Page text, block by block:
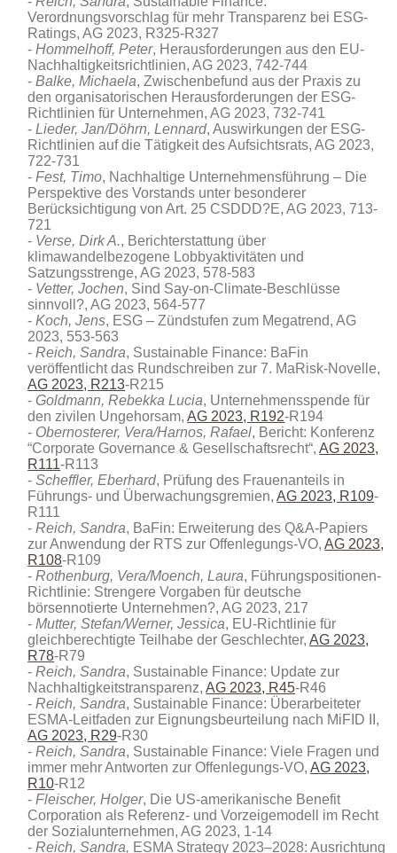
Verordnungsvorschlag für mehr Transparenz bei ESG-
Ratings, AG 2023, R325-R327
Hommelhoff, Peter, Herausforderungen aus den EU-
Nachhaltigkeitsrichtlinien, AG 2023, 742-744
Balke, Michaela, Zwischenbefund aus der Praxis zu
den organisatorischen Herausforderungen der ESG-
Richtlinien für Unternehmen, AG 2023, 732-741
Lieder, Jan/Döhrn, Lennard, Auswirkungen der ESG-
Richtlinien auf die Tätigkeit des Aufsichtsrats, AG 2023,
722-731
Fest, Timo, Nachhaltige Unternehmensführung – Die
Perspektive des Vorstands unter besonderer
Berücksichtigung von Art. 25 CSDDD?E, AG 2023, 713-
721
Verse, Dirk A., Berichterstattung über
klimawandelbezogene Lobbyaktivitäten und
Satzungsstrenge, AG 2023, 578-583
Vetter, Jochen, Sind Say-on-Climate-Beschlüsse
sinnvoll?, AG 2023, 564-577
Koch, Jens, ESG – Zündstufen zum Megatrend, AG
2023, 553-563
Reich, Sandra, Sustainable Finance: BaFin
veröffentlicht das Rundschreiben zur 7. MaRisk-Novelle,
AG 2023, R213-R215
Goldmann, Rebekka Lucia, Unternehmensspende für
den zivilen Ungehorsam,AG 2023, R192-R194
Obernosterer, Vera/Harnos, Rafael, Bericht: Konferenz
“Corporate Governance & Gesellschaftsrecht“,AG 2023,
R111-R113
Scheffler, Eberhard, Prüfung des Frauenanteils in
Führungs- und Überwachungsgremien,AG 2023, R109-
R111
Reich, Sandra, BaFin: Erweiterung des Q&A-Papiers
zur Anwendung der RTS zur Offenlegungs-VO,AG 2023,
R108-R109
Rothenburg, Vera/Moench, Laura, Führungspositionen-
Richtlinie: Strengere Vorgaben für deutsche
börsennotierte Unternehmen?, AG 2023, 217
Mutter, Stefan/Werner, Jessica, EU-Richtlinie für
gleichberechtigte Teilhabe der Geschlechter,AG 2023,
R78-R79
Reich, Sandra, Sustainable Finance: Update zur
Nachhaltigkeitstransparenz,AG 2023, R45-R46
Reich, Sandra, Sustainable Finance: Überarbeiteter
ESMA-Leitfaden zur Eignungsbeurteilung nach MiFID II,
AG 2023, R29-R30
Reich, Sandra, Sustainable Finance: Viele Fragen und
immer mehr Antworten zur Offenlegungs-VO,AG 2023,
R10-R12
Fleischer, Holger, Die US-amerikanische Benefit
Corporation als Referenz- und Vorzeigemodell im Recht
der Sozialunternehmen, AG 2023, 1-14
Reich, Sandra, ESMA Strategy 2023–2028: Ausrichtung